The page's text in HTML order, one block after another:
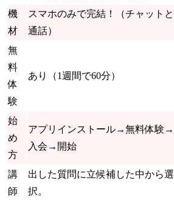
機
材
スマホのみで完結！
（チャットと
通話）
無
料
体
験
あり（1週間で60分）
始
め
方
アプリインストール→無料体験→
入会→開始
講
師
出した質問に立候補した中から選
択。